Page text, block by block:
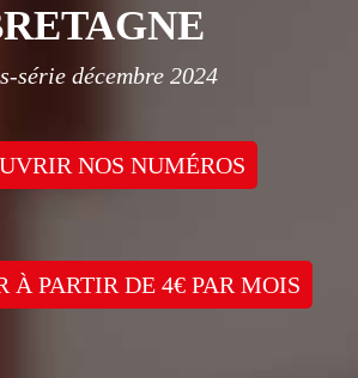
série décembre 2024
NOS NUMÉROS
À PARTIR DE 4€ PAR MOIS